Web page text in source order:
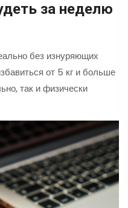
за неделю
без изнуряющих
от 5 кг и больше
так и физически